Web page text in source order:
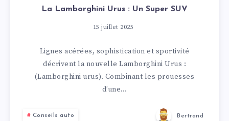
La Lamborghini Urus : Un Super SUV
15 juillet 2025
Lignes acérées, sophistication et sportivité
décrivent la nouvelle Lamborghini Urus :
(Lamborghini urus). Combinant les prouesses
d’une…
Conseils auto Bertrand